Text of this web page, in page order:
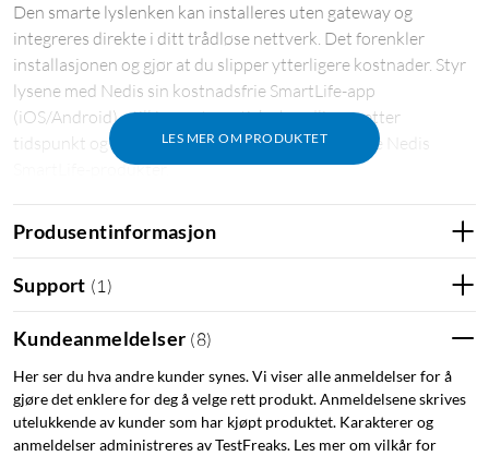
LES MER OM PRODUKTET
Den smarte lyslenken kan installeres uten gateway og
integreres direkte i ditt trådløse nettverk. Det forenkler
installasjonen og gjør at du slipper ytterligere kostnader. Styr
lysene med Nedis sin kostnadsfrie SmartLife-app
(iOS/Android), still inn automatiske handlinger etter
tidspunkt og solnedgang eller sammen med andre Nedis
SmartLife-produkter.
Den svarte fargen på kabelen passer bra på trær og smelter
inn i bakgrunnen. Den 5 meter lange lyslenken har totalt 50
LED-pærer som er montert 10 cm fra hverandre. Lyslenken
kan brukes både inne og ute.
Produsentinformasjon
Support (1 )
Kundeanmeldelser (8)
Her ser du hva andre kunder synes. Vi viser alle anmeldelser for å
gjøre det enklere for deg å velge rett produkt. Anmeldelsene skrives
utelukkende av kunder som har kjøpt produktet. Karakterer og
anmeldelser administreres av TestFreaks. Les mer om vilkår for